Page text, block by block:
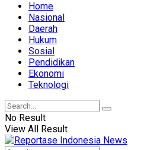
Home
Nasional
Daerah
Hukum
Sosial
Pendidikan
Ekonomi
Teknologi
No Result
View All Result